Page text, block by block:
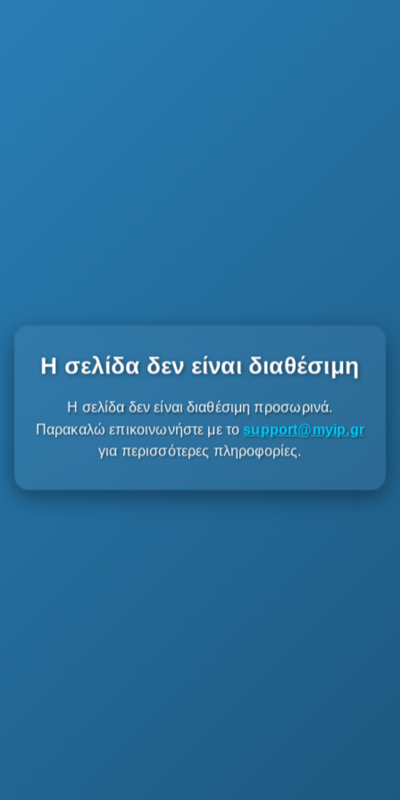
Η σελίδα δεν είναι διαθέσιμη
Η σελίδα δεν είναι διαθέσιμη προσωρινά.
Παρακαλώ επικοινωνήστε με το support@myip.gr
για περισσότερες πληροφορίες.